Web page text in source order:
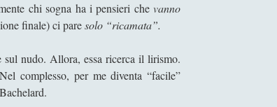
chi sogna ha i pensieri chevanno
finale) ci paresolo “ricamata”.
sul nudo. Allora, essa ricerca il lirismo.
complesso, per me diventa “facile”